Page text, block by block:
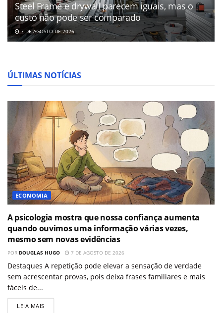
Steel Frame e drywall parecem iguais, mas o
custo não pode ser comparado
7 DE AGOSTO DE 2026
ÚLTIMAS NOTÍCIAS
ECONOMIA
A psicologia mostra que nossa confiança aumenta
quando ouvimos uma informação várias vezes,
mesmo sem novas evidências
POR DOUGLAS HUGO 7 DE AGOSTO DE 2026
Destaques A repetição pode elevar a sensação de verdade
sem acrescentar provas, pois deixa frases familiares e mais
fáceis de...
LEIA MAIS